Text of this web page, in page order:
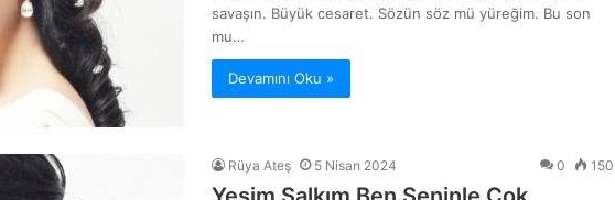
savaşın. Büyük cesaret. Sözün söz mü yüreğim. Bu son
mu…
Devamını Oku »
Rüya Ateş 5 Nisan 2024 0 150